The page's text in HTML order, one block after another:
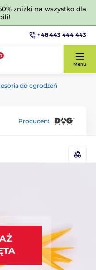
zniżki na wszystko dla
+48 443 444 443
0
Menu
do ogrodzeń
Producent